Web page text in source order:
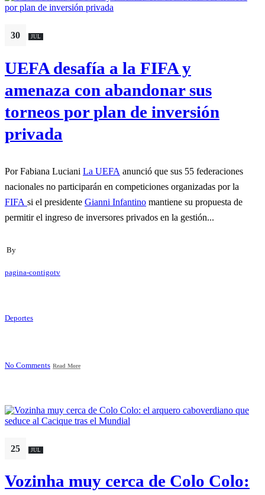
30 JUL
UEFA desafía a la FIFA y
amenaza con abandonar sus
torneos por plan de inversión
privada
Por Fabiana Luciani La UEFA anunció que sus 55 federaciones
nacionales no participarán en competiciones organizadas por la
FIFA si el presidente Gianni Infantino mantiene su propuesta de
permitir el ingreso de inversores privados en la gestión...
By
pagina-contigotv
Deportes
No Comments Read More
25 JUL
Vozinha muy cerca de Colo Colo: